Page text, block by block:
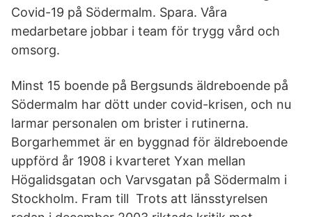
Covid-19 på Södermalm. Spara. Våra
medarbetare jobbar i team för trygg vård och
omsorg.
Minst 15 boende på Bergsunds äldreboende på
Södermalm har dött under covid-krisen, och nu
larmar personalen om brister i rutinerna.
Borgarhemmet är en byggnad för äldreboende
uppförd år 1908 i kvarteret Yxan mellan
Högalidsgatan och Varvsgatan på Södermalm i
Stockholm. Fram till Trots att länsstyrelsen